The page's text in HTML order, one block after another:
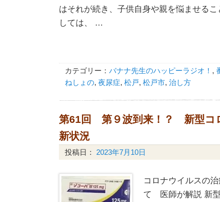
はそれが続き、子供自身や親を悩ませる
しては、 …
カテゴリー： バナナ先生のハッピーラジオ！ ,
ねしょの, 夜尿症, 松戸, 松戸市, 治し方
第61回 第９波到来！？ 新型コ
新状況
投稿日： 2023年7月10日
コロナウイルスの
て 医師が解説 新